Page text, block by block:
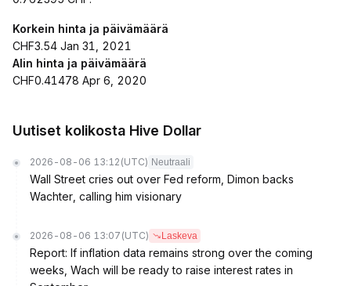
Korkein hinta ja päivämäärä
CHF3.54 Jan 31, 2021
Alin hinta ja päivämäärä
CHF0.41478 Apr 6, 2020
Uutiset kolikosta Hive Dollar
2026-08-06 13:12 (UTC) Neutraali
Wall Street cries out over Fed reform, Dimon backs
Wachter, calling him visionary
2026-08-06 13:07 (UTC) Laskeva
Report: If inflation data remains strong over the coming
weeks, Wach will be ready to raise interest rates in